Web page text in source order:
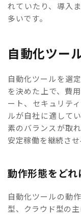
れていたり、導入
多いです。
自動化ツー
自動化ツールを選
を決めた上で、費
ート、セキュリテ
ルが自社に適して
素のバランスが取
安定稼働を継続させ
動作形態をどれ
自動化ツールの動
型、クラウド型の